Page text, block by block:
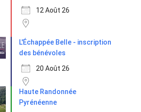
12 Août 26
L'Échappée Belle - inscription
des bénévoles
20 Août 26
Haute Randonnée
Pyrénéenne